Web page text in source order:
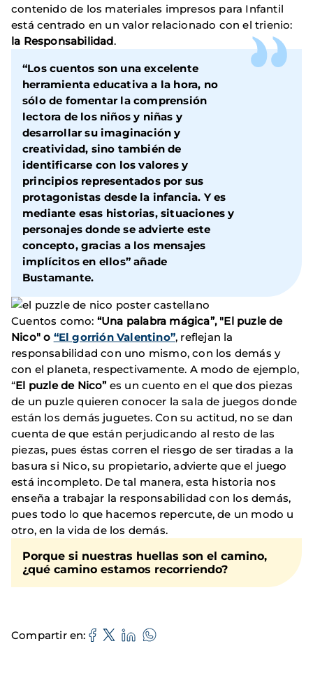
contenido de los materiales impresos para Infantil
está centrado en un valor relacionado con el trienio:
la Responsabilidad.
“Los cuentos son una excelente
herramienta educativa a la hora, no
sólo de fomentar la comprensión
lectora de los niños y niñas y
desarrollar su imaginación y
creatividad, sino también de
identificarse con los valores y
principios representados por sus
protagonistas desde la infancia. Y es
mediante esas historias, situaciones y
personajes donde se advierte este
concepto, gracias a los mensajes
implícitos en ellos” añade
Bustamante.
Cuentos como: “Una palabra mágica”, "El puzle de
Nico" o “El gorrión Valentino”, reflejan la
responsabilidad con uno mismo, con los demás y
con el planeta, respectivamente. A modo de ejemplo,
“El puzle de Nico”es un cuento en el que dos piezas
de un puzle quieren conocer la sala de juegos donde
están los demás juguetes. Con su actitud, no se dan
cuenta de que están perjudicando al resto de las
piezas, pues éstas corren el riesgo de ser tiradas a la
basura si Nico, su propietario, advierte que el juego
está incompleto. De tal manera, esta historia nos
enseña a trabajar la responsabilidad con los demás,
pues todo lo que hacemos repercute, de un modo u
otro, en la vida de los demás.
Porque si nuestras huellas son el camino,
¿qué camino estamos recorriendo?
Compartir en